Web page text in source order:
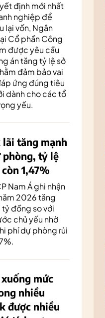
định mới nhất
nghiệp để
lại vốn, Ngân
Cổ phần Công
được yêu cầu
án tăng tỷ lệ sở
đảm bảo vai
ứng đúng tiêu
dành cho các tổ
yếu.
lãi tăng mạnh
phòng, tỷ lệ
1,47%
Nam Á ghi nhận
2026 tăng
đồng so với
chủ yếu nhờ
phí dự phòng rủi
mức
nhiều
được nhiều